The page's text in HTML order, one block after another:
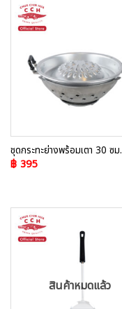
ชุดกระทะย่างพร้อมเตา 30 ซม.
฿395
สินค้าหมดแล้ว